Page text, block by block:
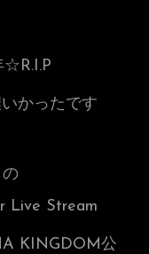
☆R.I.P
かったです
Live Stream
KINGDOM公